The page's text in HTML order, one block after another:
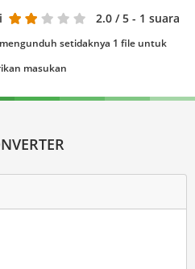
2.0 / 5 - 1 suara
setidaknya 1 file untuk
masukan